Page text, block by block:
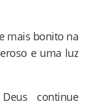
mais bonito na
e uma luz
continue